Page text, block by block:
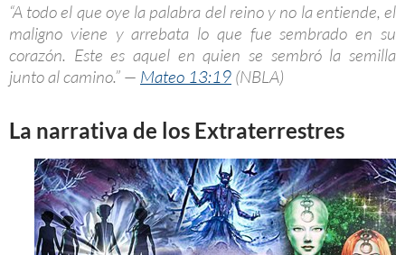
“A todo el que oye la palabra del reino y no la entiende, el
maligno viene y arrebata lo que fue sembrado en su
corazón. Este es aquel en quien se sembró la semilla
junto al camino.” — Mateo 13:19 (NBLA)
La narrativa de los Extraterrestres